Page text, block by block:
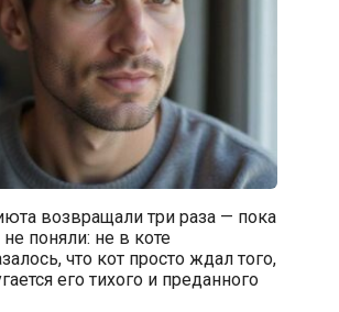
возвращали три раза — пока
поняли: не в коте
что кот просто ждал того,
его тихого и преданного